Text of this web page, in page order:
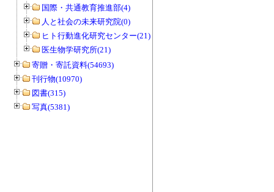
国際・共通教育推進部(4)
人と社会の未来研究院(0)
ヒト行動進化研究センター(21)
医生物学研究所(21)
寄贈・寄託資料(54693)
刊行物(10970)
図書(315)
写真(5381)